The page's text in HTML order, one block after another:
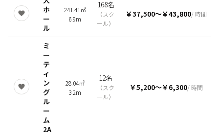
ホ
ー
ル
241.41㎡
6.9m
168名
（スク
ール）
￥37,500〜￥43,800/ 時間
ミ
ー
テ
ィ
ン
グ
ル
ー
ム
2A
28.04㎡
3.2m
12名
（スク
ール）
￥5,200〜￥6,300/ 時間